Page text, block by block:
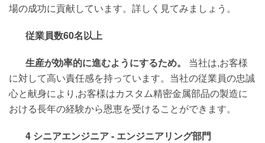
場の成功に貢献しています。詳しく見てみましょう。
従業員数60名以上
生産が効率的に進むようにするため。
当社は,お客様
に対して高い責任感を持っています。当社の従業員の忠誠
心と献身により,お客様はカスタム精密金属部品の製造に
おける長年の経験から恩恵を受けることができます。
4 シニアエンジニア - エンジニアリング部門